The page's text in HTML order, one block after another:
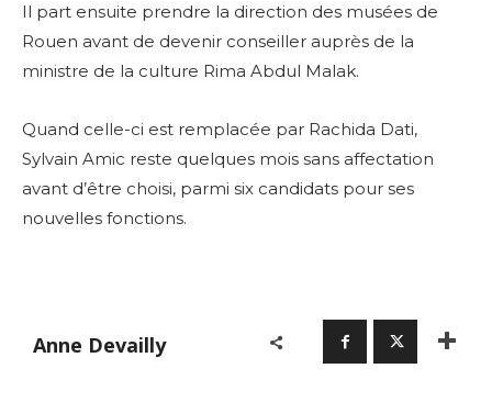
Il part ensuite prendre la direction des musées de
Rouen avant de devenir conseiller auprès de la
ministre de la culture Rima Abdul Malak.
Quand celle-ci est remplacée par Rachida Dati,
Sylvain Amic reste quelques mois sans affectation
avant d’être choisi, parmi six candidats pour ses
nouvelles fonctions.
Anne Devailly